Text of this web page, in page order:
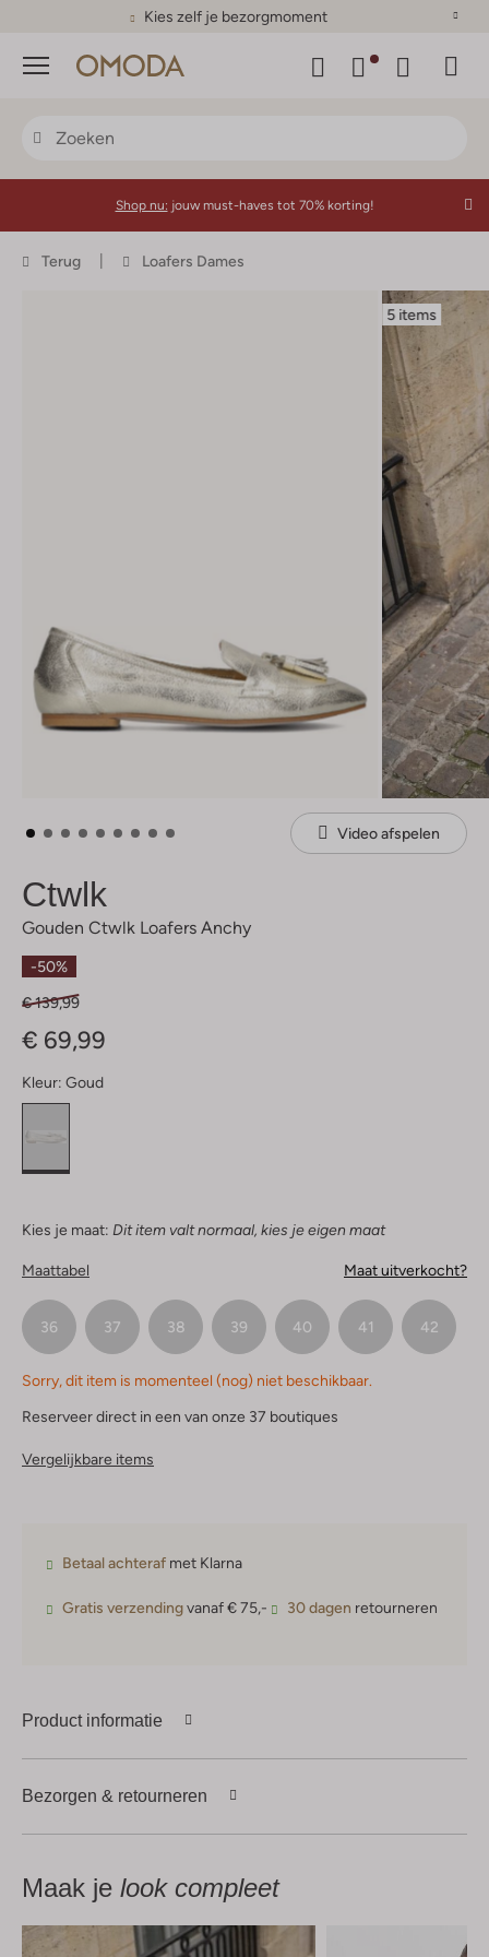
Kies zelf je bezorgmoment
Menu
Shop nu: jouw must-haves tot 70% korting!
Terug Loafers Dames
5 items
Video afspelen
Ctwlk
Gouden Ctwlk Loafers Anchy
-50%
€ 139,99
€ 69,99
Kleur: Goud
Kies je maat: Dit item valt normaal, kies je eigen maat
Maattabel Maat uitverkocht?
36 37 38 39 40 41 42
Sorry, dit item is momenteel (nog) niet beschikbaar.
Reserveer direct in een van onze 37 boutiques
Vergelijkbare items
Betaal achteraf met Klarna
Gratis verzendingvanaf € 75,- 30 dagen retourneren
Product informatie
Bezorgen & retourneren
Maak je look compleet